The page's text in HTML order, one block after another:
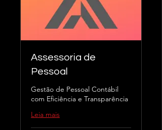
Assessoria de
Pessoal
Gestão de Pessoal Contábil
com Eficiência e Transparência
Leia mais